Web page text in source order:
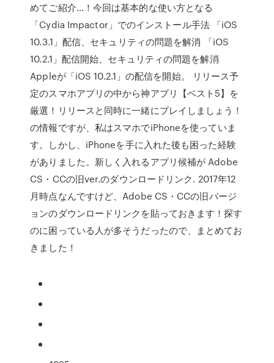
めてご紹介…！今回は基本的な使い方となる
「Cydia Impactor」でのインストール手法 「iOS
10.3.1」配信、セキュリティの問題を解消 「iOS
10.2.1」配信開始、セキュリティの問題を解消
Appleが「iOS 10.2.1」の配信を開始。 リリース予
定のスマホアプリの中から神アプリ【ベスト5】を
厳選！リリースと同時に一緒にプレイしましょう！
の情報ですが、私はスマホでiPhoneを使っていま
す。しかし、iPhoneを手に入れた後も困った経験
がありました。新しく入れるアプリ候補が Adobe
CS・CCの旧ver.のダウンロードリンク. 2017年12
月時点なんですけど、Adobe CS・CCの旧バージ
ョンのダウンロードリンクを貼っておきます！探す
のに困っている人が多そうだったので、まとめてお
きました！